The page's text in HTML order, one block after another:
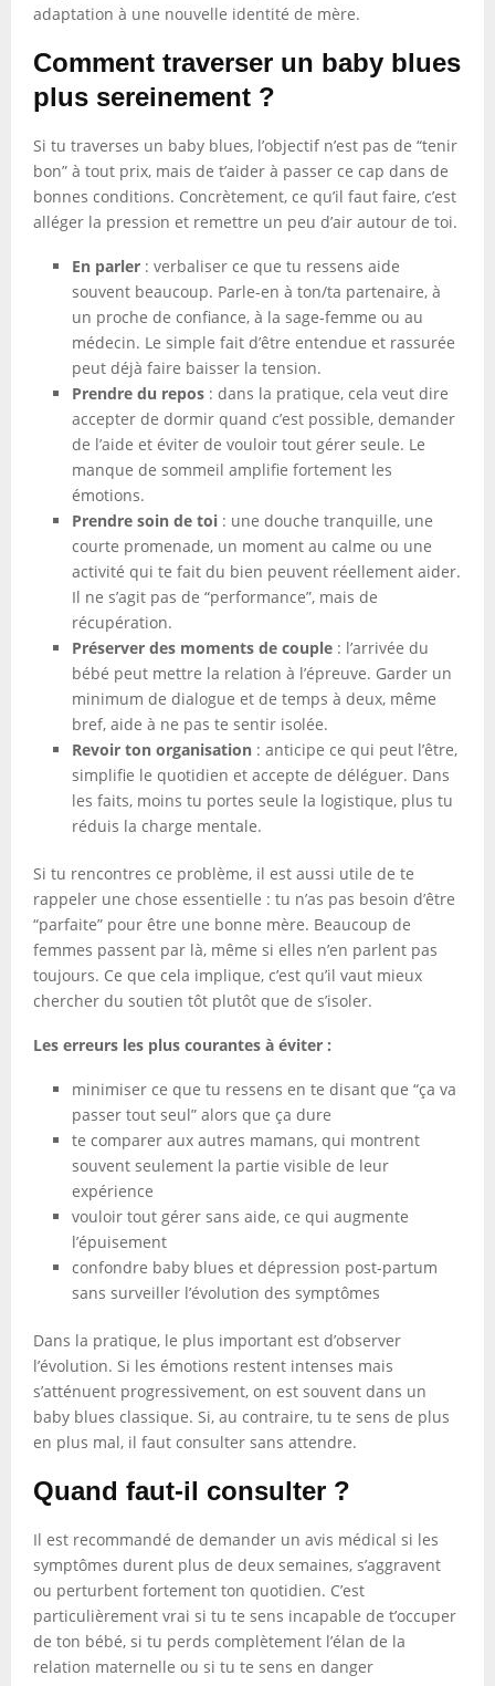
adaptation à une nouvelle identité de mère.
Comment traverser un baby blues
plus sereinement ?
Si tu traverses un baby blues, l’objectif n’est pas de “tenir
bon” à tout prix, mais de t’aider à passer ce cap dans de
bonnes conditions. Concrètement, ce qu’il faut faire, c’est
alléger la pression et remettre un peu d’air autour de toi.
En parler : verbaliser ce que tu ressens aide
souvent beaucoup. Parle-en à ton/ta partenaire, à
un proche de confiance, à la sage-femme ou au
médecin. Le simple fait d’être entendue et rassurée
peut déjà faire baisser la tension.
Prendre du repos : dans la pratique, cela veut dire
accepter de dormir quand c’est possible, demander
de l’aide et éviter de vouloir tout gérer seule. Le
manque de sommeil amplifie fortement les
émotions.
Prendre soin de toi : une douche tranquille, une
courte promenade, un moment au calme ou une
activité qui te fait du bien peuvent réellement aider.
Il ne s’agit pas de “performance”, mais de
récupération.
Préserver des moments de couple : l’arrivée du
bébé peut mettre la relation à l’épreuve. Garder un
minimum de dialogue et de temps à deux, même
bref, aide à ne pas te sentir isolée.
Revoir ton organisation : anticipe ce qui peut l’être,
simplifie le quotidien et accepte de déléguer. Dans
les faits, moins tu portes seule la logistique, plus tu
réduis la charge mentale.
Si tu rencontres ce problème, il est aussi utile de te
rappeler une chose essentielle : tu n’as pas besoin d’être
“parfaite” pour être une bonne mère. Beaucoup de
femmes passent par là, même si elles n’en parlent pas
toujours. Ce que cela implique, c’est qu’il vaut mieux
chercher du soutien tôt plutôt que de s’isoler.
Les erreurs les plus courantes à éviter :
minimiser ce que tu ressens en te disant que “ça va
passer tout seul” alors que ça dure
te comparer aux autres mamans, qui montrent
souvent seulement la partie visible de leur
expérience
vouloir tout gérer sans aide, ce qui augmente
l’épuisement
confondre baby blues et dépression post-partum
sans surveiller l’évolution des symptômes
Dans la pratique, le plus important est d’observer
l’évolution. Si les émotions restent intenses mais
s’atténuent progressivement, on est souvent dans un
baby blues classique. Si, au contraire, tu te sens de plus
en plus mal, il faut consulter sans attendre.
Quand faut-il consulter ?
Il est recommandé de demander un avis médical si les
symptômes durent plus de deux semaines, s’aggravent
ou perturbent fortement ton quotidien. C’est
particulièrement vrai si tu te sens incapable de t’occuper
de ton bébé, si tu perds complètement l’élan de la
relation maternelle ou si tu te sens en danger